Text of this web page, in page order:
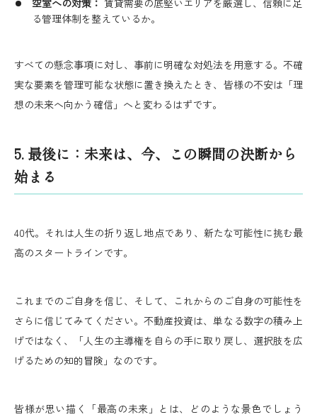
空室への対策： 賃貸需要の底堅いエリアを厳選し、信頼に足
る管理体制を整えているか。
すべての懸念事項に対し、事前に明確な対処法を用意する。不確
実な要素を管理可能な状態に置き換えたとき、皆様の不安は「理
想の未来へ向かう確信」へと変わるはずです。
5. 最後に：未来は、今、この瞬間の決断から
始まる
40代。それは人生の折り返し地点であり、新たな可能性に挑む最
高のスタートラインです。
これまでのご自身を信じ、そして、これからのご自身の可能性を
さらに信じてみてください。不動産投資は、単なる数字の積み上
げではなく、「人生の主導権を自らの手に取り戻し、選択肢を広
げるための知的冒険」なのです。
皆様が思い描く「最高の未来」とは、どのような景色でしょう